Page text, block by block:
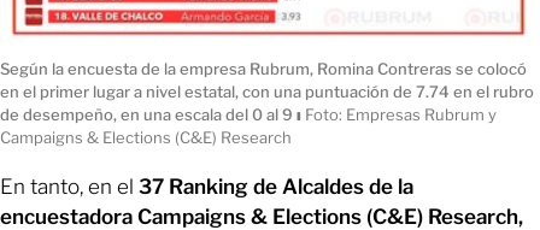
Según la encuesta de la empresa Rubrum, Romina Contreras se colocó
en el primer lugar a nivel estatal, con una puntuación de 7.74 en el rubro
de desempeño, en una escala del 0 al 9 ı Foto: Empresas Rubrum y
Campaigns & Elections (C&E) Research
En tanto, en el 37 Ranking de Alcaldes de la
encuestadora Campaigns & Elections (C&E) Research,